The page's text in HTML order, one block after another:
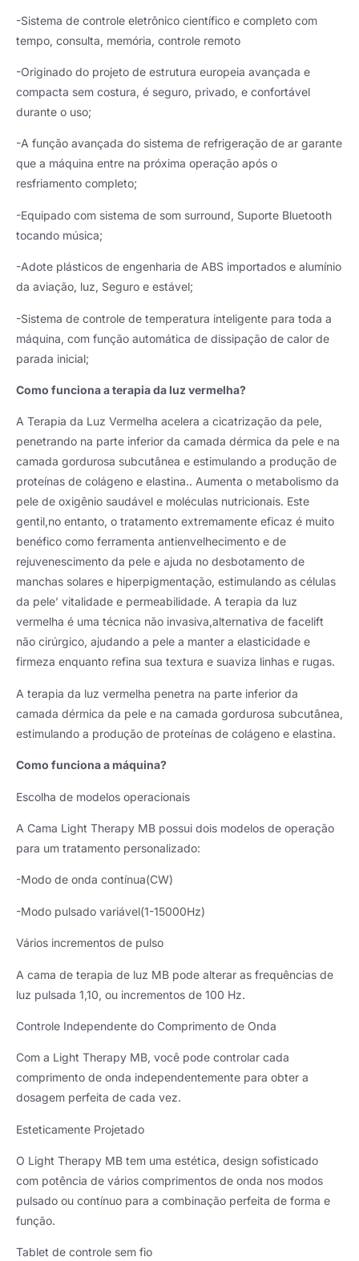
-Sistema de controle eletrônico científico e completo com
tempo, consulta, memória, controle remoto
-Originado do projeto de estrutura europeia avançada e
compacta sem costura, é seguro, privado, e confortável
durante o uso;
-A função avançada do sistema de refrigeração de ar garante
que a máquina entre na próxima operação após o
resfriamento completo;
-Equipado com sistema de som surround, Suporte Bluetooth
tocando música;
-Adote plásticos de engenharia de ABS importados e alumínio
da aviação, luz, Seguro e estável;
-Sistema de controle de temperatura inteligente para toda a
máquina, com função automática de dissipação de calor de
parada inicial;
Como funciona a terapia da luz vermelha?
A Terapia da Luz Vermelha acelera a cicatrização da pele,
penetrando na parte inferior da camada dérmica da pele e na
camada gordurosa subcutânea e estimulando a produção de
proteínas de colágeno e elastina.. Aumenta o metabolismo da
pele de oxigênio saudável e moléculas nutricionais. Este
gentil,no entanto, o tratamento extremamente eficaz é muito
benéfico como ferramenta antienvelhecimento e de
rejuvenescimento da pele e ajuda no desbotamento de
manchas solares e hiperpigmentação, estimulando as células
da pele’ vitalidade e permeabilidade. A terapia da luz
vermelha é uma técnica não invasiva,alternativa de facelift
não cirúrgico, ajudando a pele a manter a elasticidade e
firmeza enquanto refina sua textura e suaviza linhas e rugas.
A terapia da luz vermelha penetra na parte inferior da
camada dérmica da pele e na camada gordurosa subcutânea,
estimulando a produção de proteínas de colágeno e elastina.
Como funciona a máquina?
Escolha de modelos operacionais
A Cama Light Therapy MB possui dois modelos de operação
para um tratamento personalizado:
-Modo de onda contínua(CW)
-Modo pulsado variável(1-15000Hz)
Vários incrementos de pulso
A cama de terapia de luz MB pode alterar as frequências de
luz pulsada 1,10, ou incrementos de 100 Hz.
Controle Independente do Comprimento de Onda
Com a Light Therapy MB, você pode controlar cada
comprimento de onda independentemente para obter a
dosagem perfeita de cada vez.
Esteticamente Projetado
O Light Therapy MB tem uma estética, design sofisticado
com potência de vários comprimentos de onda nos modos
pulsado ou contínuo para a combinação perfeita de forma e
função.
Tablet de controle sem fio